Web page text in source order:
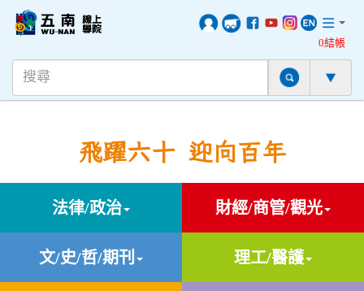
0結帳
飛躍六十 迎向百年
法律/政治 財經/商管/觀光
文/史/哲/期刊 理工/醫護